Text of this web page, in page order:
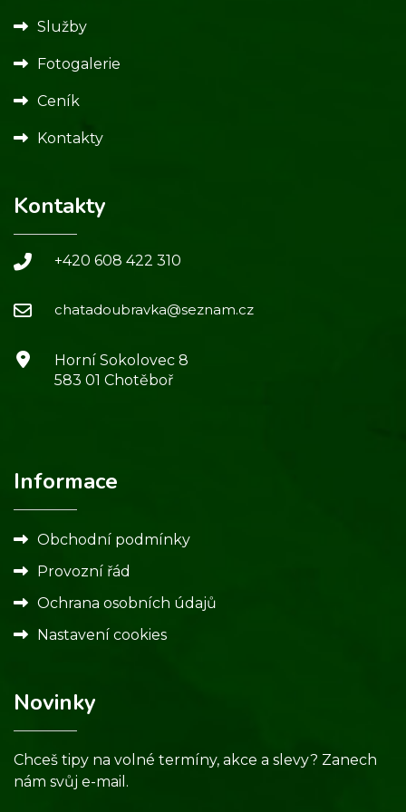
Služby
Fotogalerie
Ceník
Kontakty
Kontakty
+420 608 422 310
chatadoubravka@seznam.cz
Horní Sokolovec 8
583 01 Chotěboř
Informace
Obchodní podmínky
Provozní řád
Ochrana osobních údajů
Nastavení cookies
Novinky
Chceš tipy na volné termíny, akce a slevy? Zanech
nám svůj e-mail.